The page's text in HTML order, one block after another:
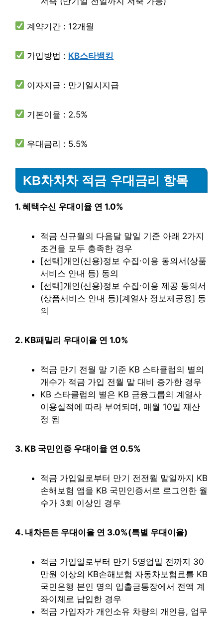
계약기간 : 12개월
가입방법 : KB스타뱅킹
이자지급 : 만기일시지급
기본이율 : 2.5%
우대금리 : 5.5%
KB차차차 적금 우대금리 항목
1. 혜택수신 우대이율 연 1.0%
적금 신규월의 다음달 말일 기준 아래 2가지
조건을 모두 충족한 경우
[선택]개인(신용)정보 수집∙이용 동의서(상품
서비스 안내 등) 동의
[선택]개인(신용)정보 수집∙이용 제공 동의서
(상품서비스 안내 등)[계열사 정보제공용] 동
의
2. KB패밀리 우대이율 연 1.0%
적금 만기 전월 말 기준 KB 스타클럽의 별의
개수가 적금 가입 전월 말 대비 증가한 경우
KB 스타클럽의 별은 KB 금융그룹의 계열사
이용실적에 따라 부여되며, 매월 10일 재산
정 됨
3. KB 국민인증 우대이율 연 0.5%
적금 가입일로부터 만기 전전월 말일까지 KB
손해보험 앱을 KB 국민인증서로 로그인한 월
수가 3회 이상인 경우
4. 내차든든 우대이율 연 3.0%(특별 우대이율)
적금 가입일로부터 만기 5영업일 전까지 30
만원 이상의 KB손해보험 자동차보험료를 KB
국민은행 본인 명의 입출금통장에서 전액 계
좌이체로 납입한 경우
적금 가입자가 개인소유 차량의 개인용, 업무